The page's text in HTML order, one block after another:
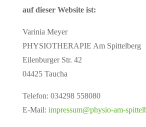
auf dieser Website ist:
Varinia Meyer
PHYSIOTHERAPIE Am Spittelberg
Eilenburger Str. 42
04425 Taucha
Telefon: 034298 558080
E-Mail: impressum@physio-am-